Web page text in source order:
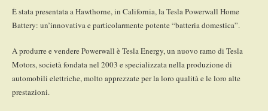
È stata presentata a Hawthorne, in California, la Tesla Powerwall Home
Battery: un’innovativa e particolarmente potente “batteria domestica”.
A produrre e vendere Powerwall è Tesla Energy, un nuovo ramo di Tesla
Motors, società fondata nel 2003 e specializzata nella produzione di
automobili elettriche, molto apprezzate per la loro qualità e le loro alte
prestazioni.